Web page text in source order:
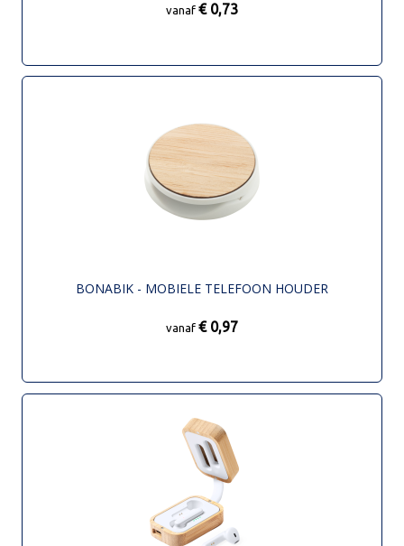
vanaf € 0,73
BONABIK - MOBIELE TELEFOON HOUDER
vanaf € 0,97